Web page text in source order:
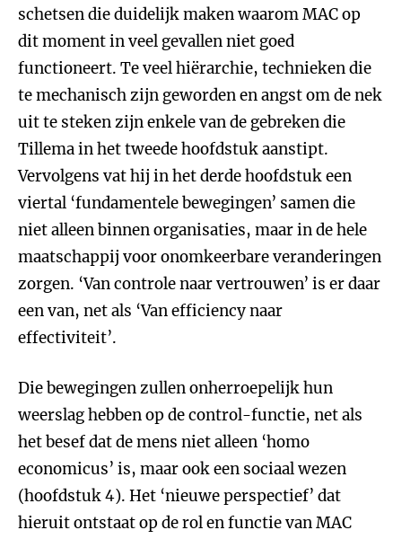
schetsen die duidelijk maken waarom MAC op
dit moment in veel gevallen niet goed
functioneert. Te veel hiërarchie, technieken die
te mechanisch zijn geworden en angst om de nek
uit te steken zijn enkele van de gebreken die
Tillema in het tweede hoofdstuk aanstipt.
Vervolgens vat hij in het derde hoofdstuk een
viertal ‘fundamentele bewegingen’ samen die
niet alleen binnen organisaties, maar in de hele
maatschappij voor onomkeerbare veranderingen
zorgen. ‘Van controle naar vertrouwen’ is er daar
een van, net als ‘Van efficiency naar
effectiviteit’.
Die bewegingen zullen onherroepelijk hun
weerslag hebben op de control-functie, net als
het besef dat de mens niet alleen ‘homo
economicus’ is, maar ook een sociaal wezen
(hoofdstuk 4). Het ‘nieuwe perspectief’ dat
hieruit ontstaat op de rol en functie van MAC